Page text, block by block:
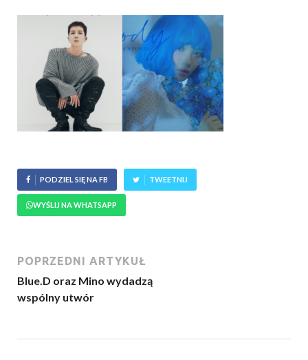
PODZIEL SIĘ NA FB TWEETNIJ
WYŚLIJ NA WHATSAPP
POPRZEDNI ARTYKUŁ
Blue.D oraz Mino wydadzą
wspólny utwór